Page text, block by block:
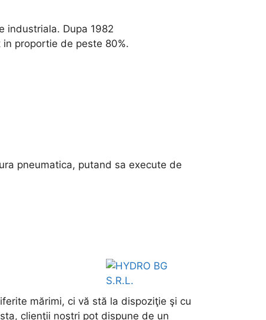
industriala. Dupa 1982
proportie de peste 80%.
pneumatica, putand sa execute de
mărimi, ci vă stă la dispoziţie şi cu
clienţii noştri pot dispune de un